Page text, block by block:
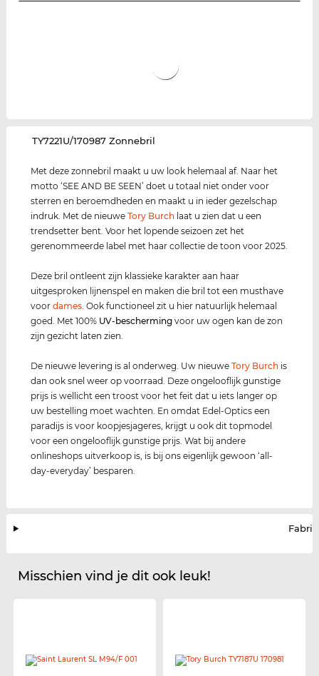
‌TY7221U/170987 Zonnebril
Met deze zonnebril maakt u uw look helemaal af. Naar het
motto ‘SEE AND BE SEEN’ doet u totaal niet onder voor
sterren en beroemdheden en maakt u in ieder gezelschap
indruk. Met de nieuweTory Burch laat u zien dat u een
trendsetter bent. Voor het lopende seizoen zet het
gerenommeerde label met haar collectie de toon voor 2025.
Deze bril ontleent zijn klassieke karakter aan haar
uitgesproken lijnenspel en maken die bril tot een musthave
voordames. Ook functioneel zit u hier natuurlijk helemaal
goed. Met 100% UV-bescherming voor uw ogen kan de zon
zijn gezicht laten zien.
De nieuwe levering is al onderweg. Uw nieuweTory Burch is
dan ook snel weer op voorraad. Deze ongelooflijk gunstige
prijs is wellicht een troost voor het feit dat u iets langer op
uw bestelling moet wachten. En omdat Edel-Optics een
paradijs is voor koopjesjageres, krijgt u ook dit topmodel
voor een ongelooflijk gunstige prijs. Wat bij andere
onlineshops uitverkoop is, is bij ons eigenlijk gewoon ‘all-
day-everyday’ besparen.
Misschien vind je dit ook leuk!